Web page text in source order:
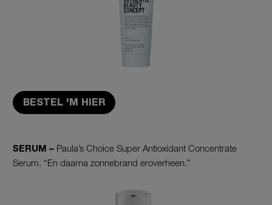
BESTEL 'M HIER
SERUM – Paula’s Choice Super Antioxidant Concentrate
Serum. “En daarna zonnebrand eroverheen.”